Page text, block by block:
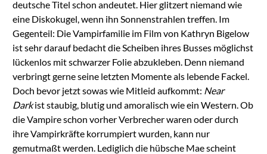
deutsche Titel schon andeutet. Hier glitzert niemand wie
eine Diskokugel, wenn ihn Sonnenstrahlen treffen. Im
Gegenteil: Die Vampirfamilie im Film von Kathryn Bigelow
ist sehr darauf bedacht die Scheiben ihres Busses möglichst
lückenlos mit schwarzer Folie abzukleben. Denn niemand
verbringt gerne seine letzten Momente als lebende Fackel.
Doch bevor jetzt sowas wie Mitleid aufkommt: Near
Darkist staubig, blutig und amoralisch wie ein Western. Ob
die Vampire schon vorher Verbrecher waren oder durch
ihre Vampirkräfte korrumpiert wurden, kann nur
gemutmaßt werden. Lediglich die hübsche Mae scheint